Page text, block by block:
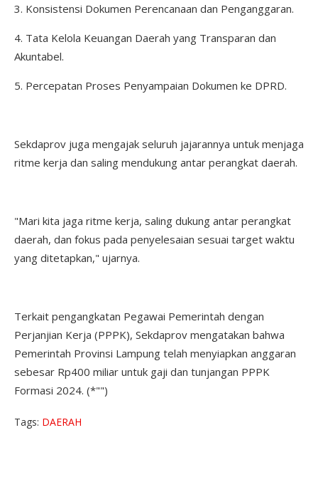
3. Konsistensi Dokumen Perencanaan dan Penganggaran.
4. Tata Kelola Keuangan Daerah yang Transparan dan
Akuntabel.
5. Percepatan Proses Penyampaian Dokumen ke DPRD.
Sekdaprov juga mengajak seluruh jajarannya untuk menjaga
ritme kerja dan saling mendukung antar perangkat daerah.
"Mari kita jaga ritme kerja, saling dukung antar perangkat
daerah, dan fokus pada penyelesaian sesuai target waktu
yang ditetapkan," ujarnya.
Terkait pengangkatan Pegawai Pemerintah dengan
Perjanjian Kerja (PPPK), Sekdaprov mengatakan bahwa
Pemerintah Provinsi Lampung telah menyiapkan anggaran
sebesar Rp400 miliar untuk gaji dan tunjangan PPPK
Formasi 2024. (*"")
Tags: DAERAH